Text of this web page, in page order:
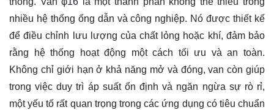
nhiều hệ thống ống dẫn và công nghiệp. Nó được thiết kế
để điều chỉnh lưu lượng của chất lỏng hoặc khí, đảm bảo
rằng hệ thống hoạt động một cách tối ưu và an toàn.
Không chỉ giới hạn ở khả năng mở và đóng, van còn giúp
trong việc duy trì áp suất ổn định và ngăn ngừa sự rò rỉ,
một yếu tố rất quan trọng trong các ứng dụng có tiêu chuẩn